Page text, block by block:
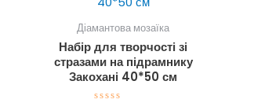
Діамантова мозаїка
Набір для творчості зі
стразами на підрамнику
Закохані 40*50 см